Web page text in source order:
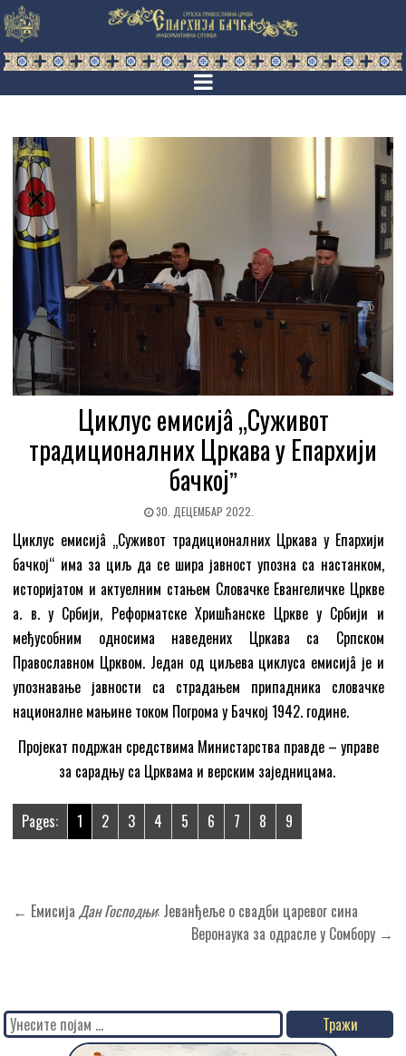
Циклус емисијâ „Суживот
традиционалних Цркава у Епархији
бачкојˮ
30. ДЕЦЕМБАР 2022.
Циклус емисијâ „Суживот традиционалних Цркава у Епархији
бачкој“ има за циљ да се шира јавност упозна са настанком,
историјатом и актуелним стањем Словачкe Евангеличкe Цркве
а. в. у Србији, Реформатскe Хришћанскe Црквe у Србији и
међусобним односима наведених Цркава са Српском
Православном Црквом. Један од циљева циклуса емисијâ је и
упознавање јавности са страдањем припадника словачке
националне мањине током Погрома у Бачкој 1942. године.
Пројекат подржан средствима Министарства правде – управе
за сарадњу са Црквама и верским заједницама.
Pages: 1 2 3 4 5 6 7 8 9
Кретање
← ЕмисијаДан Господњи: Јеванђеље о свадби царевог сина
Веронаука за одрасле у Сомбору →
Search
for: